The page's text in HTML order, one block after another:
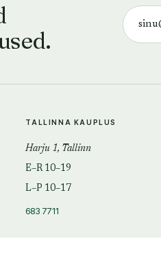
TALLINNA KAUPLUS
Harju 1, Tallinn
E–R 10–19
L–P 10–17
683 7711